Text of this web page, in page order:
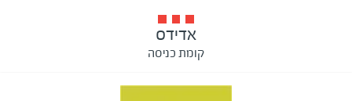
אדידס
קומת כניסה